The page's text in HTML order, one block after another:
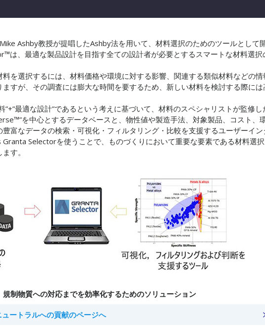
Ashby教授が提唱したAshby法を用いて、材料選択のためのツールとして
は、最適な製品設計を目指す全ての設計者が必要とするスマートな材料選択
を選択するには、材料価格や環境に対する影響、関連する類似材料などの情
すが、その調査には膨大な時間を要するため、新しい材料を検討する際には
”+”最適な設計”であるという考えに基づいて、材料のスペシャリストが監修し
を中心とするデータベースと、物性値や製造手法、対象製品、コスト、
富なデータの検索・可視化・フィルタリング・比較を支援するユーザーイン
Selectorを使うことで、ものづくりにおいて重要な要素である材料選択
す。
制物質への対応までを効率化するためのソリューション
ートラルへの貢献のページへ